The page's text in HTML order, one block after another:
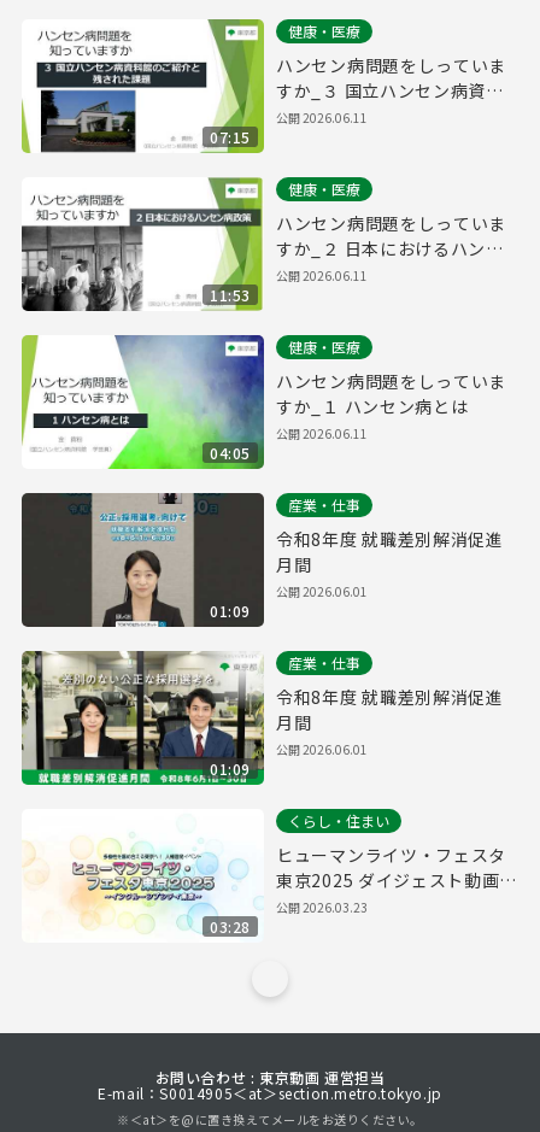
07:15
健康・医療
ハンセン病問題をしっていま
すか_３ 国立ハンセン病資料
館のご紹介と残された課題
公開2026.06.11
11:53
健康・医療
ハンセン病問題をしっていま
すか_２ 日本におけるハンセ
ン病政策
公開2026.06.11
04:05
健康・医療
ハンセン病問題をしっていま
すか_１ ハンセン病とは
公開2026.06.11
01:09
産業・仕事
令和8年度 就職差別解消促進
月間
公開2026.06.01
01:09
産業・仕事
令和8年度 就職差別解消促進
月間
公開2026.06.01
03:28
くらし・住まい
ヒューマンライツ・フェスタ
東京2025 ダイジェスト動画
（ショートver.）
公開2026.03.23
お問い合わせ : 東京動画 運営担当
E-mail：S0014905＜at＞section.metro.tokyo.jp
※＜at＞を@に置き換えてメールをお送りください。